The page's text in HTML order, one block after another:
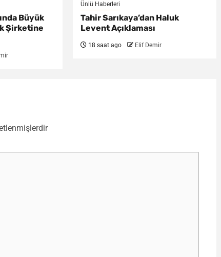
Büyük
Şirketine
Ünlü Haberleri
Tahir Sarıkaya’dan Haluk
Levent Açıklaması
18 saat ago Elif Demir